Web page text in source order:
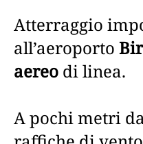
Atterraggio
all’aeroporto
aereo di linea.
A pochi metri